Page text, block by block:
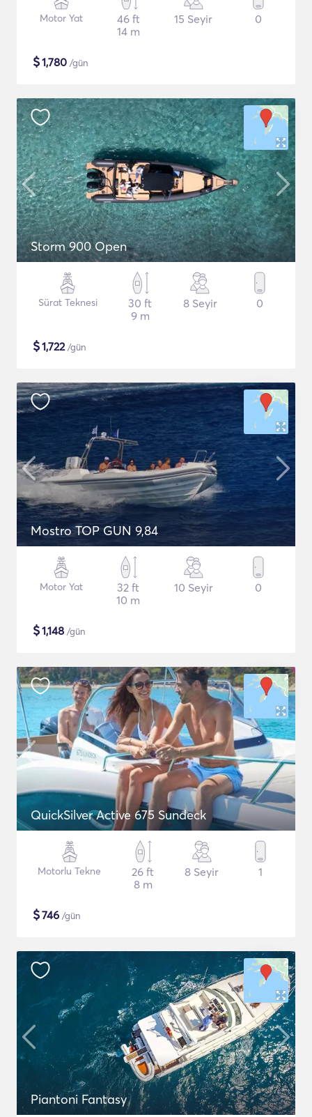
Motor Yat
46 ft
14 m
15 Seyir 0
$1,780 /gün
Storm 900 Open
Sürat Teknesi
30 ft
9 m
8 Seyir 0
$1,722/gün
Mostro TOP GUN 9,84
Motor Yat
32 ft
10 m
10 Seyir 0
$1,148 /gün
QuickSilver Active 675 Sundeck
Motorlu Tekne
26 ft
8 m
8 Seyir 1
$746 /gün
Piantoni Fantasy